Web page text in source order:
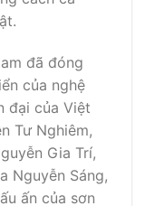
đã đóng
của nghệ
đại của Việt
Tư Nghiêm,
Gia Trí,
Nguyễn Sáng,
ấn của sơn